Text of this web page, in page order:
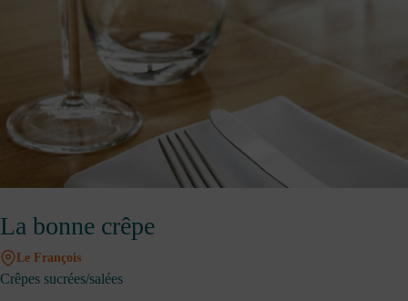
La bonne crêpe
Le François
Crêpes sucrées/salées